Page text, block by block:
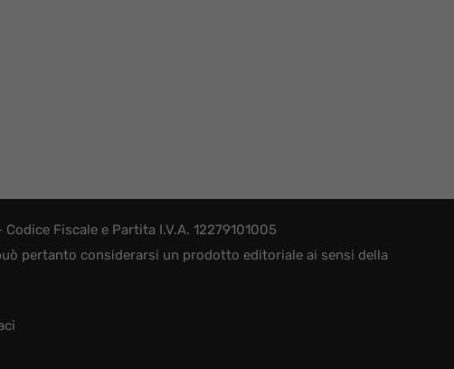
Fiscale e Partita I.V.A. 12279101005
pertanto considerarsi un prodotto editoriale ai sensi della